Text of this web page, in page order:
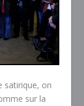
satirique, on
sur la